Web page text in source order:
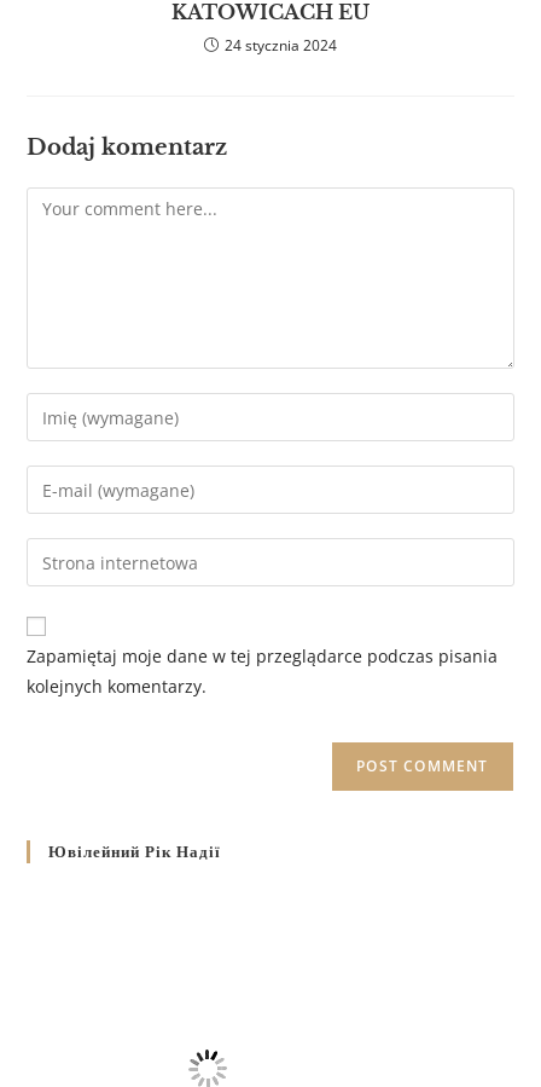
KATOWICACH EU
24 stycznia 2024
Dodaj komentarz
Zapamiętaj moje dane w tej przeglądarce podczas pisania
kolejnych komentarzy.
Ювілейний Рік Надії